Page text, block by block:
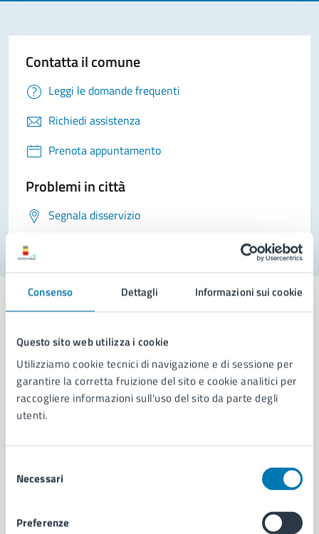
Consenso Dettagli Informazioni sui cookie
Questo sito web utilizza i cookie
Utilizziamo cookie tecnici di navigazione e di sessione per
garantire la corretta fruizione del sito e cookie analitici per
raccogliere informazioni sull'uso del sito da parte degli
utenti.
delNecessari
Preferenze
Contatta il comune
Leggi le domande frequenti
Richiedi assistenza
Prenota appuntamento
Problemi in città
Segnala disservizio
Comune di Napoli
AMMINISTRAZIONE
Aree amministrative
Uffici
Enti e fondazioni
Personale amministrativo